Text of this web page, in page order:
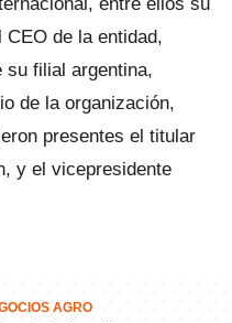
de la entidad,
su filial argentina,
de la organización,
presentes el titular
y el vicepresidente
AGRO